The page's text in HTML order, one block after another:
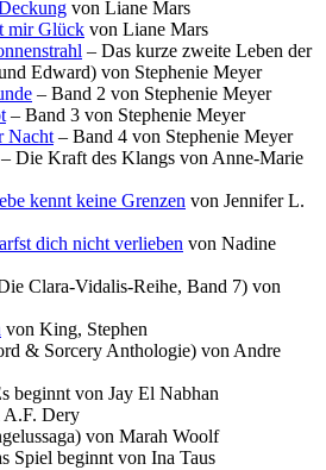
von Liane Mars
mir Glück von Liane Mars
– Das kurze zweite Leben der
Edward) von Stephenie Meyer
– Band 2 von Stephenie Meyer
– Band 3 von Stephenie Meyer
Nacht – Band 4 von Stephenie Meyer
Die Kraft des Klangs von Anne-Marie
kennt keine Grenzen von Jennifer L.
dich nicht verlieben von Nadine
Clara-Vidalis-Reihe, Band 7) von
von King, Stephen
& Sorcery Anthologie) von Andre
beginnt von Jay El Nabhan
A.F. Dery
von Marah Woolf
Spiel beginnt von Ina Taus